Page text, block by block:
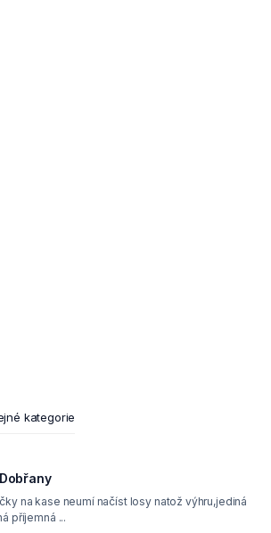
kategorie
na kase neumí načíst losy natož výhru,jediná
příjemná ...